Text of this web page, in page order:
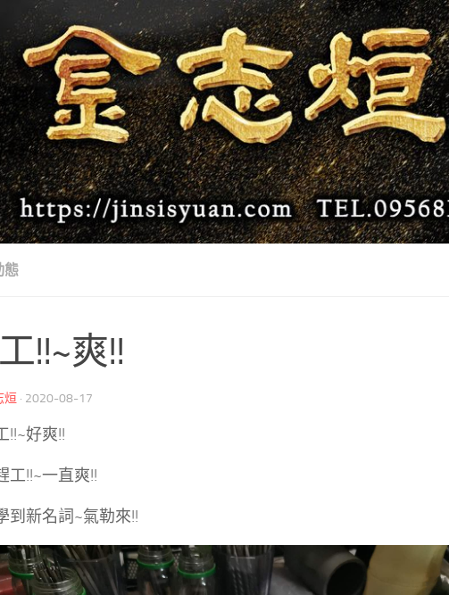
態
!!~爽!!
烜 · 2020-08-17
!!~好爽!!
工!!~一直爽!!
到新名詞~氣勒來!!